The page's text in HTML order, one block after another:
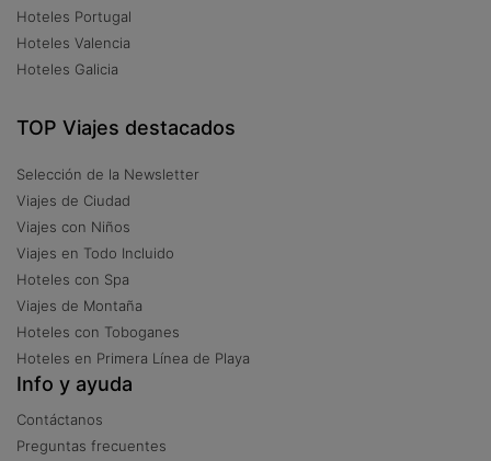
Hoteles Portugal
Hoteles Valencia
Hoteles Galicia
TOP Viajes destacados
Selección de la Newsletter
Viajes de Ciudad
Viajes con Niños
Viajes en Todo Incluido
Hoteles con Spa
Viajes de Montaña
Hoteles con Toboganes
Hoteles en Primera Línea de Playa
Info y ayuda
Contáctanos
Preguntas frecuentes